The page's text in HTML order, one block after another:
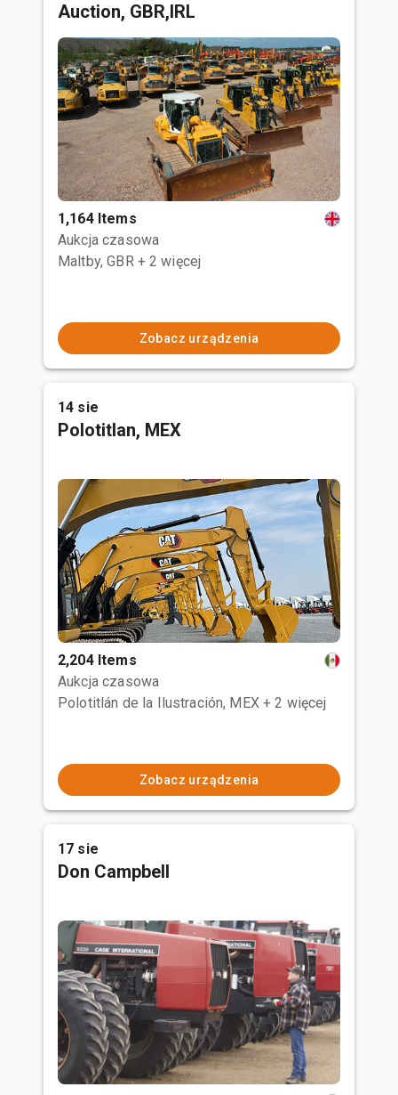
Auction, GBR,IRL
1,164 Items
Aukcja czasowa
Maltby, GBR + 2 więcej
Zobacz urządzenia
14 sie
Polotitlan, MEX
2,204 Items
Aukcja czasowa
Polotitlán de la Ilustración, MEX + 2 więcej
Zobacz urządzenia
17 sie
Don Campbell